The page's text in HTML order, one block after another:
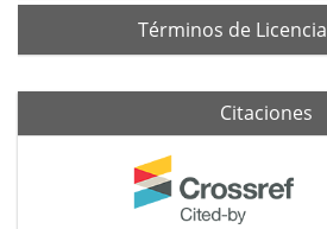
Términos de Licencia
Citaciones